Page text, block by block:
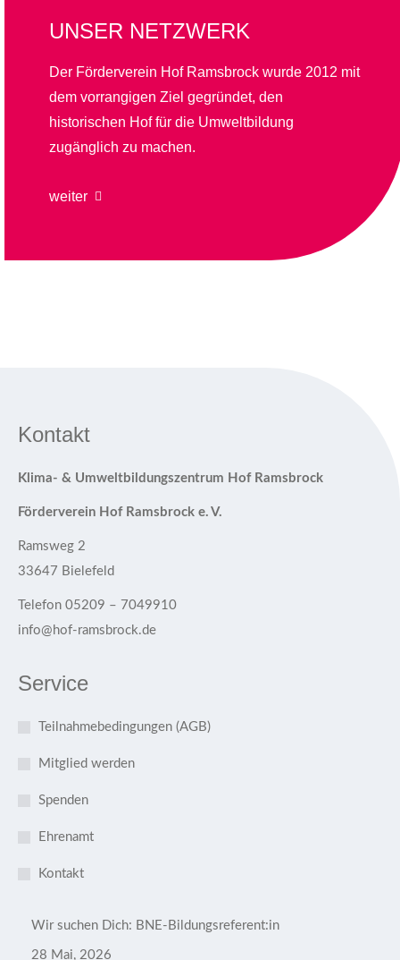
UNSER NETZWERK
Der Förderverein Hof Ramsbrock wurde 2012 mit
dem vorrangigen Ziel gegründet, den
historischen Hof für die Umweltbildung
zugänglich zu machen.
weiter
Kontakt
Klima- & Umweltbildungszentrum Hof Ramsbrock
Förderverein Hof Ramsbrock e. V.
Ramsweg 2
33647 Bielefeld
Telefon 05209 – 7049910
info@hof-ramsbrock.de
Service
Teilnahmebedingungen (AGB)
Mitglied werden
Spenden
Ehrenamt
Kontakt
Wir suchen Dich: BNE-Bildungsreferent:in
28 Mai, 2026